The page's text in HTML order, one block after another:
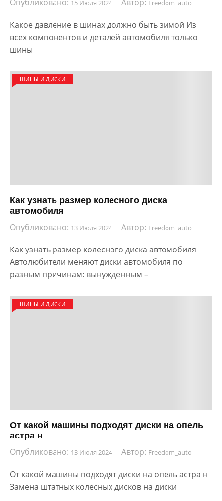
Опубликовано: 15 Июля 2024 Автор: Freedom_auto
Какое давление в шинах должно быть зимой Из
всех компонентов и деталей автомобиля только
шины
ШИНЫ И ДИСКИ
Как узнать размер колесного диска
автомобиля
Опубликовано: 13 Июля 2024 Автор: Freedom_auto
Как узнать размер колесного диска автомобиля
Автолюбители меняют диски автомобиля по
разным причинам: вынужденным –
ШИНЫ И ДИСКИ
От какой машины подходят диски на опель
астра н
Опубликовано: 13 Июля 2024 Автор: Freedom_auto
От какой машины подходят диски на опель астра н
Замена штатных колесных дисков на диски